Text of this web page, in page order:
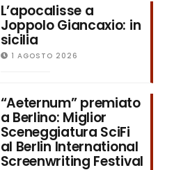
L’apocalisse a
Joppolo Giancaxio: in
sicilia
1 AGOSTO 2026
“Aeternum” premiato
a Berlino: Miglior
Sceneggiatura SciFi
al Berlin International
Screenwriting Festival